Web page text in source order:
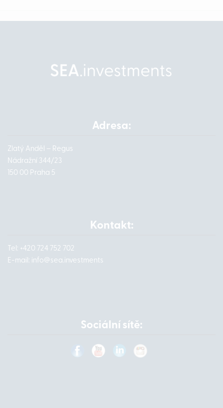
Adresa:
Zlatý Anděl – Regus
Nádražní 344/23
150 00 Praha 5
Kontakt:
Tel: +420 724 752 702
E-mail: info@sea.investments
Sociální sítě: